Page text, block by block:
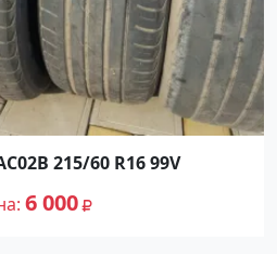
215/60 R16 99V
6 000